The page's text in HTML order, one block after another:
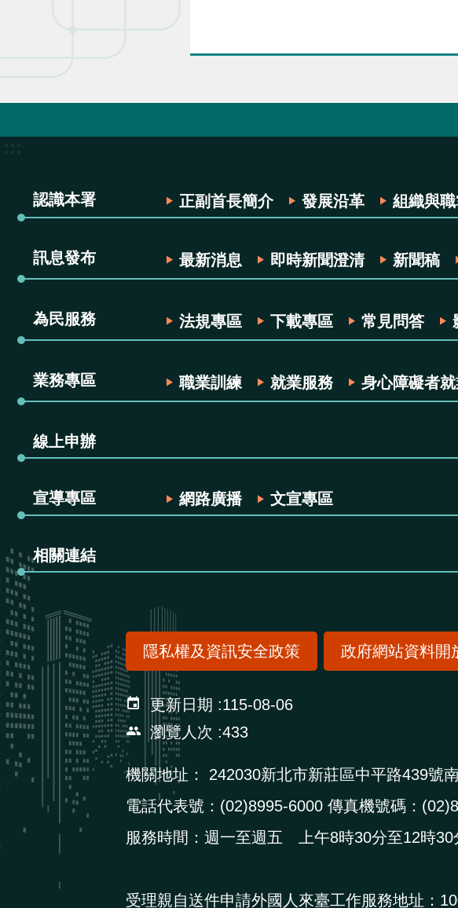
認識本署 正副首長簡介 發展沿革 組織與
訊息發布 最新消息 即時新聞澄清 新聞稿
為民服務 法規專區 下載專區 常見問答
業務專區 職業訓練 就業服務 身心障礙者
線上申辦
宣導專區 網路廣播 文宣專區
相關連結
隱私權及資訊安全政策 政府網站資料開
更新日期
115-08-06
瀏覽人次
433
機關地址：
242030新北市新莊區中平路439號
電話代表號：(02)8995-6000 傳真機號碼：
服務時間：週一至週五 上午8時30分至12時30
受理親自送件申請外國人來臺工作服務地址：